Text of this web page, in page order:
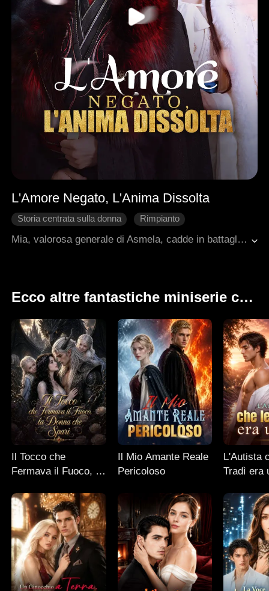
L'Amore Negato, L'Anima Dissolta
Storia centrata sulla donna
Rimpianto
Mia, valorosa generale di Asmela, cadde in battaglia trafitta dalle frecce nemiche. La dea Thea, commossa, le concesse un'ultima visita al suo amato Rocco. Ma quel dono si trasformò in una tortura: vide Rocco avvinghiato in un passionale abbraccio con Jodi, il suo cuore andò in frantumi. Costretta ad assistere, come un fantasma, ai loro tradimenti e alle crudeli umiliazioni, Mia sopportò con dignità, senza mai tradire la sua nobile indole. Quando l'esercito tornò vittorioso e Rocco si affrettò ad accoglierlo, Mia, ormai libera dalle catene del dolore, lasciò andare il suo spirito senza un solo rimpianto, dissolvendosi per sempre in una pace finalmente conquistata.
Ecco altre fantastiche miniserie che ti potrebbero piacere
Il Tocco che
Fermava il Fuoco, la
Il Mio Amante Reale
Pericoloso
L'Autista
Tradì era